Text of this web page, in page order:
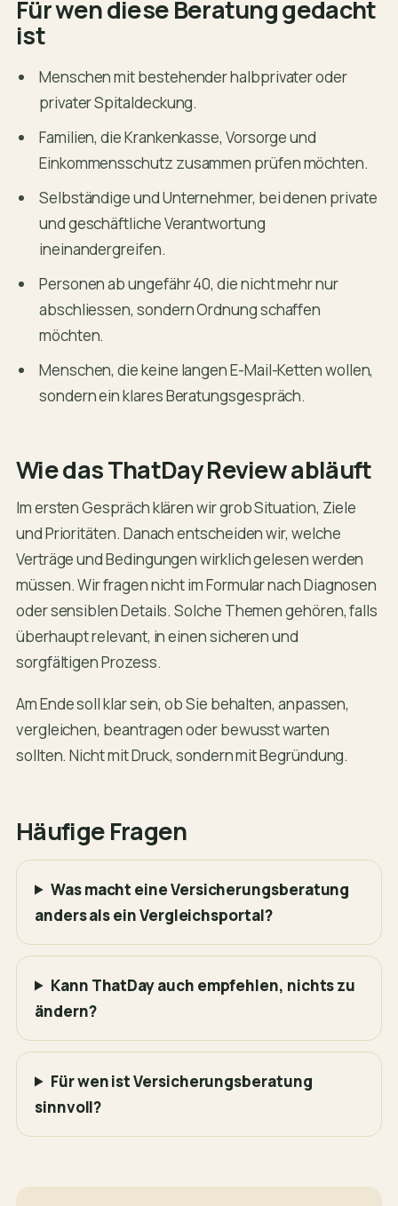
Für wen diese Beratung gedacht
ist
Menschen mit bestehender halbprivater oder
privater Spitaldeckung.
Familien, die Krankenkasse, Vorsorge und
Einkommensschutz zusammen prüfen möchten.
Selbständige und Unternehmer, bei denen private
und geschäftliche Verantwortung
ineinandergreifen.
Personen ab ungefähr 40, die nicht mehr nur
abschliessen, sondern Ordnung schaffen
möchten.
Menschen, die keine langen E-Mail-Ketten wollen,
sondern ein klares Beratungsgespräch.
Wie das ThatDay Review abläuft
Im ersten Gespräch klären wir grob Situation, Ziele
und Prioritäten. Danach entscheiden wir, welche
Verträge und Bedingungen wirklich gelesen werden
müssen. Wir fragen nicht im Formular nach Diagnosen
oder sensiblen Details. Solche Themen gehören, falls
überhaupt relevant, in einen sicheren und
sorgfältigen Prozess.
Am Ende soll klar sein, ob Sie behalten, anpassen,
vergleichen, beantragen oder bewusst warten
sollten. Nicht mit Druck, sondern mit Begründung.
Häufige Fragen
Was macht eine Versicherungsberatung
anders als ein Vergleichsportal?
Kann ThatDay auch empfehlen, nichts zu
ändern?
Für wen ist Versicherungsberatung
sinnvoll?